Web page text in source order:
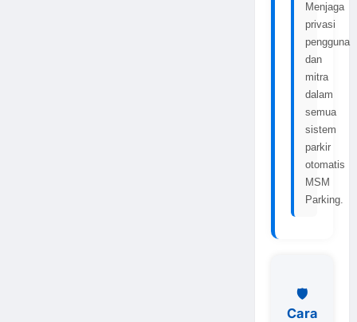
Menjaga
privasi
pengguna
dan
mitra
dalam
semua
sistem
parkir
otomatis
MSM
Parking.
🛡️
Cara